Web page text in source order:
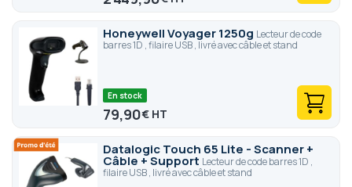
Honeywell Voyager 1250g Lecteur de code
barres 1D , filaire USB , livré avec câble et stand
En stock
79,90€
Datalogic Touch 65 Lite - Scanner +
Câble + Support Lecteur de code barres 1D ,
filaire USB , livré avec câble et stand